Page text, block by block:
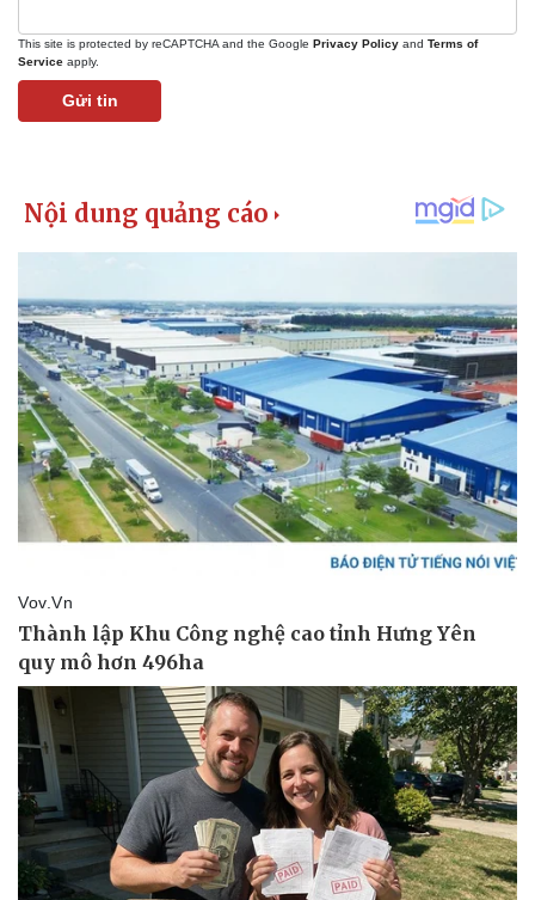
This site is protected by reCAPTCHA and the Google Privacy Policy and Terms of
Service apply.
Gửi tin